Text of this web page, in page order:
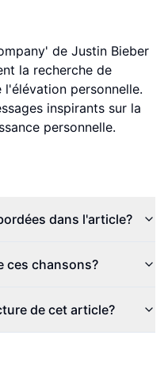
de Justin Bieber
la recherche de
personnelle.
inspirants sur la
personnelle.
dans l'article?
ces chansons?
de cet article?